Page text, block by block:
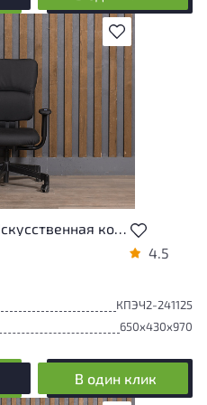
В избранное
к новому,
незначительные
4.5
КПЭЧ2-241125
650x430x970
В один клик